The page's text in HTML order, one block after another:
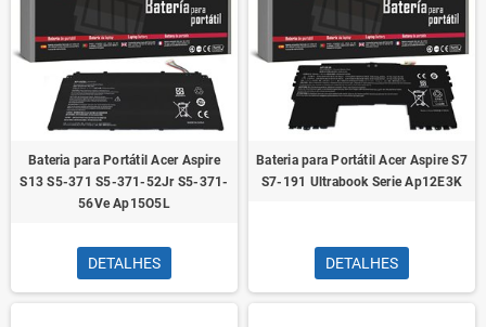
Bateria para Portátil Acer Aspire
S13 S5-371 S5-371-52Jr S5-371-
56Ve Ap15O5L
DETALHES
Bateria para Portátil Acer Aspire S7
S7-191 Ultrabook Serie Ap12E3K
DETALHES